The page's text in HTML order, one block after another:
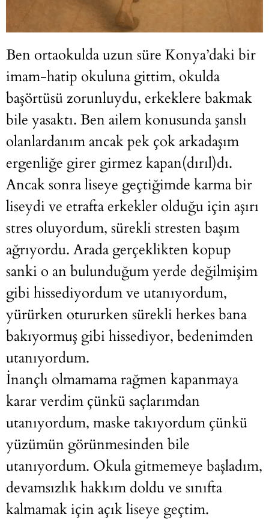
Ben ortaokulda uzun süre Konya’daki bir
imam-hatip okuluna gittim, okulda
başörtüsü zorunluydu, erkeklere bakmak
bile yasaktı. Ben ailem konusunda şanslı
olanlardanım ancak pek çok arkadaşım
ergenliğe girer girmez kapan(dırıl)dı.
Ancak sonra liseye geçtiğimde karma bir
liseydi ve etrafta erkekler olduğu için aşırı
stres oluyordum, sürekli stresten başım
ağrıyordu. Arada gerçeklikten kopup
sanki o an bulunduğum yerde değilmişim
gibi hissediyordum ve utanıyordum,
yürürken otururken sürekli herkes bana
bakıyormuş gibi hissediyor, bedenimden
utanıyordum.
İnançlı olmamama rağmen kapanmaya
karar verdim çünkü saçlarımdan
utanıyordum, maske takıyordum çünkü
yüzümün görünmesinden bile
utanıyordum. Okula gitmemeye başladım,
devamsızlık hakkım doldu ve sınıfta
kalmamak için açık liseye geçtim.